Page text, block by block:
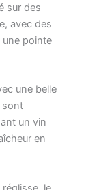
sur des
avec des
une pointe
une belle
sont
un vin
en